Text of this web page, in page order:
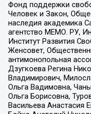
Фонд поддержки
Человек и Закон,
наследия академика
агентство МЕМО. РУ,
Институт Развития
Женсовет,
антимонопольная
Дзугкоева Регина
Владимирович,
Ольга Вадимовна,
Ольга Борисовна,
Васильева Анастасия